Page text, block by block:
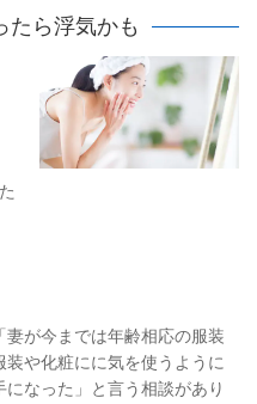
たら浮気かも
が今までは年齢相応の服装
や化粧にに気を使うように
なった」と言う相談があり